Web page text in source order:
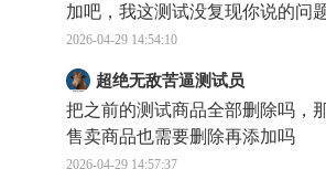
加吧，我这测试没复现你说的问
2026-04-29 14:54:10
超绝无敌苦逼测试员
把之前的测试商品全部删除吗，
售卖商品也需要删除再添加吗
2026-04-29 14:57:37